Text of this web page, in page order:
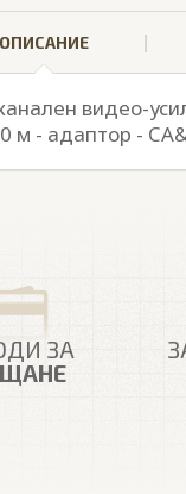
ОПИСАНИЕ
видео-
м - адаптор -
ЗА